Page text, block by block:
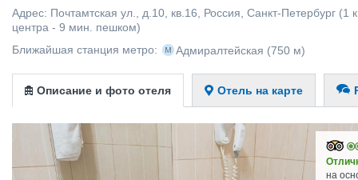
Адрес: Почтамтская ул., д.10, кв.16 Россия Санкт-Петербург (1
центра - 9 мин. пешком)
Ближайшая станция метро:
Адмиралтейская (750 м)
Описание и фото отеля Отель на карте
на